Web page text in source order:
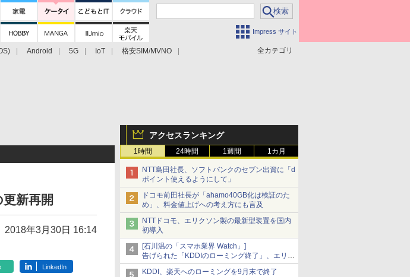
Impress サイト
全カテゴリ
Android 5G IoT
格安SIM/MVNO
アクセスランキング
1時間 24時間 1週間 1カ月
NTT島田社長、ソフトバンクのセブン出資に「d
ポイント使えるようにして」
ドコモ前田社長が「ahamo40GB化は検証のた
め」、料金値上げへの考え方にも言及
NTTドコモ、エリクソン製の最新型装置を国内
初導入
[石川温の「スマホ業界 Watch」]
告げられた「KDDIのローミング終了」、エリア
マップの落とし穴と楽天モバイルの課題
KDDI、楽天へのローミングを9月末で終了
新再開
2018年3月30日 16:14
LinkedIn